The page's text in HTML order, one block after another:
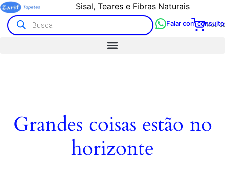
Sisal, Teares e Fibras Naturais
Meu
Falar com
Grandes coisas estão no
horizonte